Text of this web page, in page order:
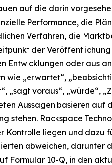
auf die darin
Performance, die
Verfahren, die
der
Entwicklungen oder aus
„erwartet“,
„sagt voraus“,
Aussagen basieren
stehen. Rackspace
liegen und dazu
abweichen, darunter
Formular 10-Q, in den